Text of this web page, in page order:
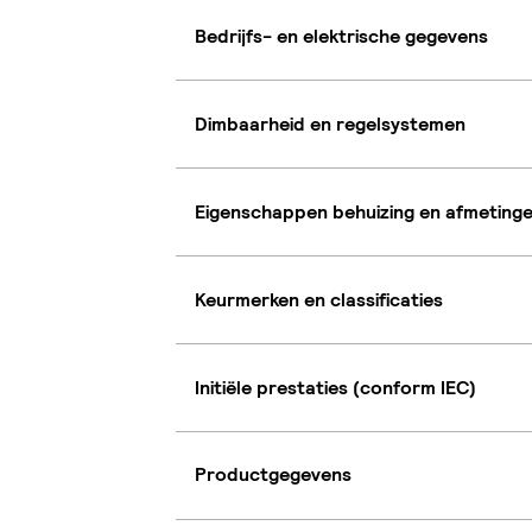
Bedrijfs- en elektrische gegevens
Dimbaarheid en regelsystemen
Eigenschappen behuizing en
Keurmerken en classificaties
Initiële prestaties (conform IEC)
Productgegevens